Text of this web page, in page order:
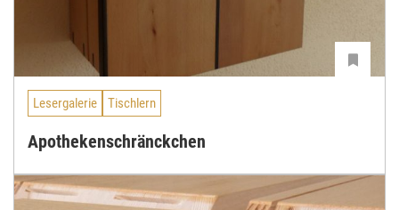
Lesergalerie Tischlern
Apothekenschränckchen